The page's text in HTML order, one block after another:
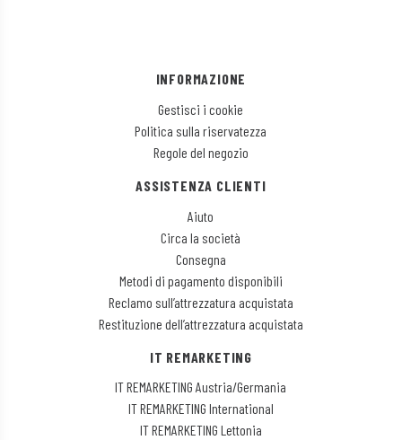
INFORMAZIONE
Gestisci i cookie
Politica sulla riservatezza
Regole del negozio
ASSISTENZA CLIENTI
Aiuto
Circa la società
Consegna
Metodi di pagamento disponibili
Reclamo sull’attrezzatura acquistata
Restituzione dell’attrezzatura acquistata
IT REMARKETING
IT REMARKETING Austria/Germania
IT REMARKETING International
IT REMARKETING Lettonia